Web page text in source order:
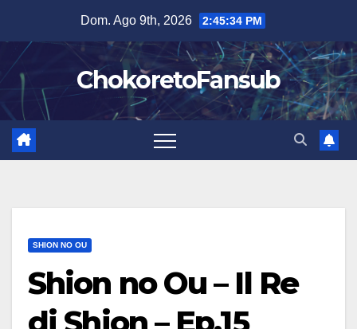
contenuto
Dom. Ago 9th, 2026 2:45:35 PM
ChokoretoFansub
SHION NO OU
Shion no Ou – Il Re